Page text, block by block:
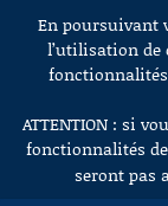
Aller au contenu
En poursuivant
l’utilisation de
ATTENTION : si
fonctionnalités
seront pas